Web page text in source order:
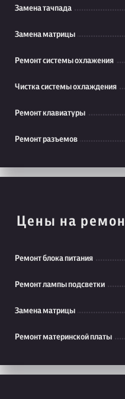
Замена тачпада
Замена матрицы
Ремонт системы охлажения
Чистка системы охлаждения
Ремонт клавиатуры
Ремонт разъемов
Цены на
Ремонт блока питания
Ремонт лампы подсветки
Замена матрицы
Ремонт материнской платы